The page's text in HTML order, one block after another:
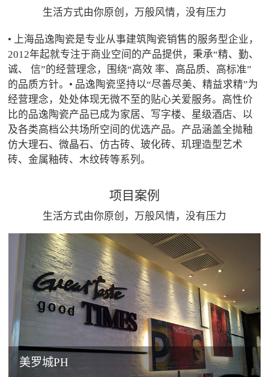
生活方式由你原创，万般风情，没有压力
• 上海品逸陶瓷是专业从事建筑陶瓷销售的服务型企业，
2012年起就专注于商业空间的产品提供，秉承“精、勤、
诚、 信”的经营理念，围绕“高效 率、高品质、高标准”
的品质方针。• 品逸陶瓷坚持以“尽善尽美、精益求精”为
经营理念，处处体现无微不至的贴心关爱服务。高性价
比的品逸陶瓷产品已成为家居、写字楼、星级酒店、以
及各类高档公共场所空间的优选产品。产品涵盖全抛釉
仿大理石、微晶石、仿古砖、玻化砖、玑理造型艺术
砖、金属釉砖、木纹砖等系列。
项目案例
生活方式由你原创，万般风情，没有压力
美罗城PH